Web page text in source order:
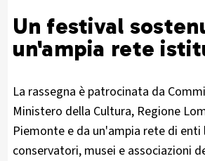
Un festival
un'ampia rete
La rassegna è patrocinata da
Ministero della Cultura, Regione
Piemonte e da un'ampia rete di enti
conservatori, musei e associazioni